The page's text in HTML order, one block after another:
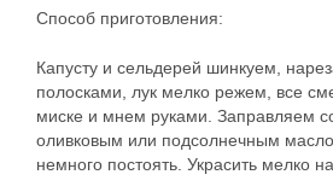
Способ приготовления:
Капусту и сельдерей шинкуем,
полосками, лук мелко режем, все
миске и мнем руками. Заправляем
оливковым или подсолнечным
немного постоять. Украсить мелко